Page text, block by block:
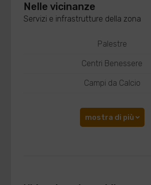
Nelle vicinanze
Servizi e infrastrutture della zona
Palestre
Centri Benessere
Campi da Calcio
mostra di più